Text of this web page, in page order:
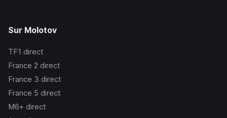
Sur Molotov
TF1 direct
France 2 direct
France 3 direct
France 5 direct
M6+ direct